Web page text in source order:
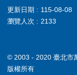
更新日期
115-08-08
瀏覽人次
2133
© 2003 - 2020 臺北市
版權所有